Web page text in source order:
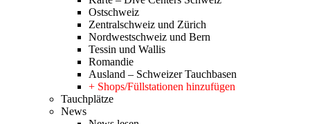
Ostschweiz
Zentralschweiz und Zürich
Nordwestschweiz und Bern
Tessin und Wallis
Romandie
Ausland – Schweizer Tauchbasen
+ Shops/Füllstationen hinzufügen
Tauchplätze
News